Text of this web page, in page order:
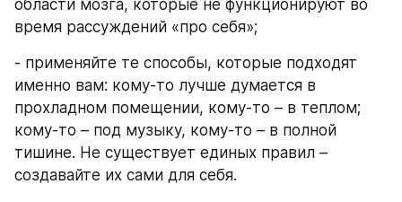
области мозга, которые не функционируют во
время рассуждений «про себя»;
- применяйте те способы, которые подходят
именно вам: кому-то лучше думается в
прохладном помещении, кому-то – в теплом;
кому-то – под музыку, кому-то – в полной
тишине. Не существует единых правил –
создавайте их сами для себя.